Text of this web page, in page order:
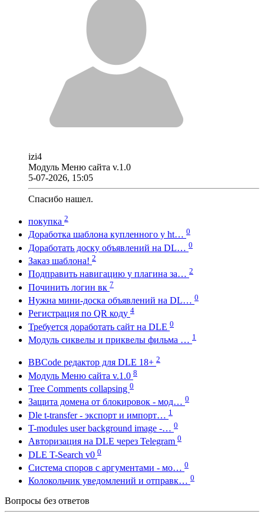
izi4
Модуль Меню сайта v.1.0
5-07-2026, 15:05
Спасибо нашел.
покупка 2
Доработка шаблона купленного у ht… 0
Доработать доску объявлений на DL… 0
Заказ шаблона! 2
Подправить навигацию у плагина за… 2
Починить логин вк 7
Нужна мини-доска объявлений на DL… 0
Регистрация по QR коду 4
Требуется доработать сайт на DLE 0
Модуль сиквелы и приквелы фильма … 1
BBCode редактор для DLE 18+ 2
Модуль Меню сайта v.1.0 8
Tree Comments collapsing 0
Защита домена от блокировок - мод… 0
Dle t-transfer - экспорт и импорт… 1
T-modules user background image -… 0
Авторизация на DLE через Telegram 0
DLE T-Search v0 0
Система споров с аргументами - мо… 0
Колокольчик уведомлений и отправк… 0
Вопросы без ответов